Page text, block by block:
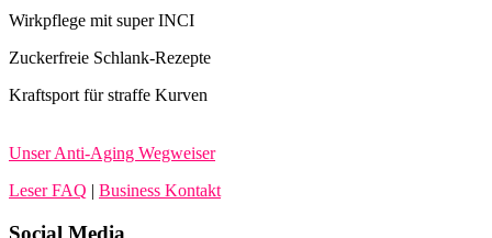
Wirkpflege mit super INCI
Zuckerfreie Schlank-Rezepte
Kraftsport für straffe Kurven
Unser Anti-Aging Wegweiser
Leser FAQ | Business Kontakt
Social Media